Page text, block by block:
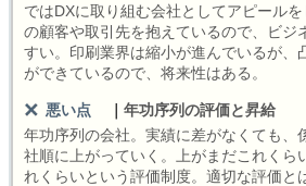
ではDXに取り組む会社としてアピールを
の顧客や取引先を抱えているので、ビジ
すい。印刷業界は縮小が進んでいるが、
ができているので、将来性はある。
悪い点
年功序列の評価と昇給
年功序列の会社。実績に差がなくても、
社順に上がっていく。上がまだこれくら
れくらいという評価制度。適切な評価と